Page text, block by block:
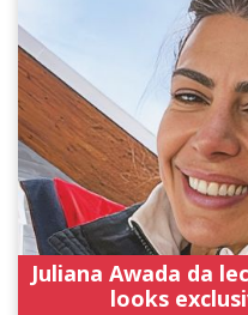
Juliana Awada da
looks